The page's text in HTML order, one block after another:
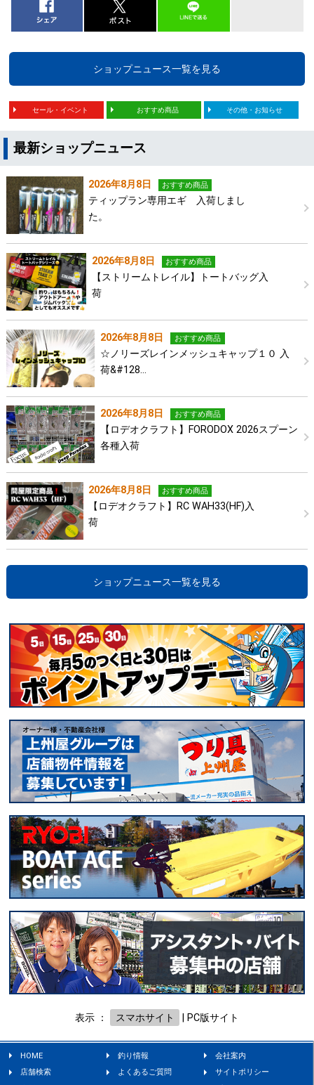
ショップニュース一覧を見る
セール・イベント おすすめ商品 その他・お知らせ
最新ショップニュース
2026年8月8日 おすすめ商品
ティップラン専用エギ 入荷しまし
た。
2026年8月8日 おすすめ商品
【ストリームトレイル】トートバッグ入
荷
2026年8月8日 おすすめ商品
☆ノリーズレインメッシュキャップ１０ 入
荷&#128…
2026年8月8日 おすすめ商品
【ロデオクラフト】FORODOX 2026スプーン
各種入荷
2026年8月8日 おすすめ商品
【ロデオクラフト】RC WAH33(HF)入
荷
ショップニュース一覧を見る
表示 ： スマホサイト PC版サイト
HOME 釣り情報
会社案内
店舗検索
よくあるご質問
サイトポリシー